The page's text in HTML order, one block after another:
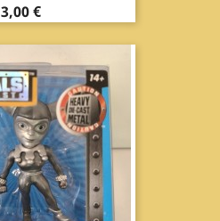
Prezzo
3,00 €